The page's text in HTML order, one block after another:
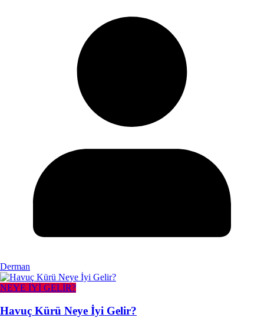
Derman
NEYE İYİ GELİR?
Havuç Kürü Neye İyi Gelir?